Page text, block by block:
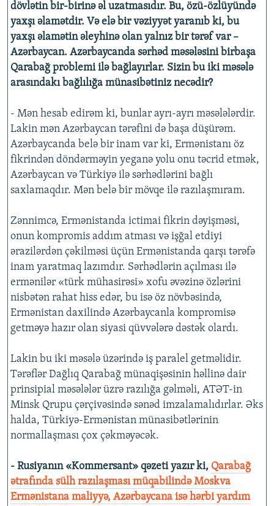
dövlətin bir-birinə əl uzatmasıdır. Bu, özü-özlüyündə
yaxşı əlamətdir. Və elə bir vəziyyət yaranıb ki, bu
yaxşı əlamətin əleyhinə olan yalnız bir tərəf var –
Azərbaycan. Azərbaycanda sərhəd məsələsini birbaşa
Qarabağ problemi ilə bağlayırlar. Sizin bu iki məsələ
arasındakı bağlılığa münasibətiniz necədir?
- Mən hesab edirəm ki, bunlar ayrı-ayrı məsələlərdir.
Lakin mən Azərbaycan tərəfini də başa düşürəm.
Azərbaycanda belə bir inam var ki, Ermənistanı öz
fikrindən döndərməyin yeganə yolu onu təcrid etmək,
Azərbaycan və Türkiyə ilə sərhədlərini bağlı
saxlamaqdır. Mən belə bir mövqe ilə razılaşmıram.
Zənnimcə, Ermənistanda ictimai fikrin dəyişməsi,
onun kompromis addım atması və işğal etdiyi
ərazilərdən çəkilməsi üçün Ermənistanda qarşı tərəfə
inam yaratmaq lazımdır. Sərhədlərin açılması ilə
ermənilər «türk mühasirəsi» xofu əvəzinə özlərini
nisbətən rahat hiss edər, bu isə öz növbəsində,
Ermənistan daxilində Azərbaycanla kompromisə
getməyə hazır olan siyasi qüvvələrə dəstək olardı.
Lakin bu iki məsələ üzərində iş paralel getməlidir.
Tərəflər Dağlıq Qarabağ münaqişəsinin həllinə dair
prinsipial məsələlər üzrə razılığa gəlməli, ATƏT-in
Minsk Qrupu çərçivəsində sənəd imzalamalıdırlar. Əks
halda, Türkiyə-Ermənistan münasibətlərinin
normallaşması çox çəkməyəcək.
- Rusiyanın «Kommersant» qəzeti yazır ki, Qarabağ
ətrafında sülh razılaşması müqabilində Moskva
Ermənistana maliyyə, Azərbaycana isə hərbi yardım